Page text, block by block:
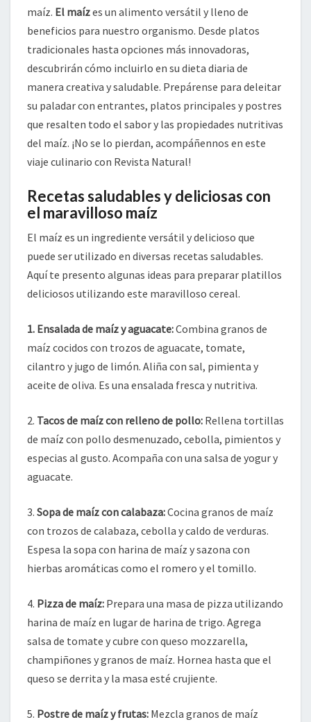
maíz. El maízes un alimento versátil y lleno de
beneficios para nuestro organismo. Desde platos
tradicionales hasta opciones más innovadoras,
descubrirán cómo incluirlo en su dieta diaria de
manera creativa y saludable. Prepárense para deleitar
su paladar con entrantes, platos principales y postres
que resalten todo el sabor y las propiedades nutritivas
del maíz. ¡No se lo pierdan, acompáñennos en este
viaje culinario con Revista Natural!
Recetas saludables y deliciosas con
el maravilloso maíz
El maíz es un ingrediente versátil y delicioso que
puede ser utilizado en diversas recetas saludables.
Aquí te presento algunas ideas para preparar platillos
deliciosos utilizando este maravilloso cereal.
1. Ensalada de maíz y aguacate:Combina granos de
maíz cocidos con trozos de aguacate, tomate,
cilantro y jugo de limón. Aliña con sal, pimienta y
aceite de oliva. Es una ensalada fresca y nutritiva.
2. Tacos de maíz con relleno de pollo: Rellena tortillas
de maíz con pollo desmenuzado, cebolla, pimientos y
especias al gusto. Acompaña con una salsa de yogur y
aguacate.
3. Sopa de maíz con calabaza:Cocina granos de maíz
con trozos de calabaza, cebolla y caldo de verduras.
Espesa la sopa con harina de maíz y sazona con
hierbas aromáticas como el romero y el tomillo.
4. Pizza de maíz: Prepara una masa de pizza utilizando
harina de maíz en lugar de harina de trigo. Agrega
salsa de tomate y cubre con queso mozzarella,
champiñones y granos de maíz. Hornea hasta que el
queso se derrita y la masa esté crujiente.
5. Postre de maíz y frutas: Mezcla granos de maíz